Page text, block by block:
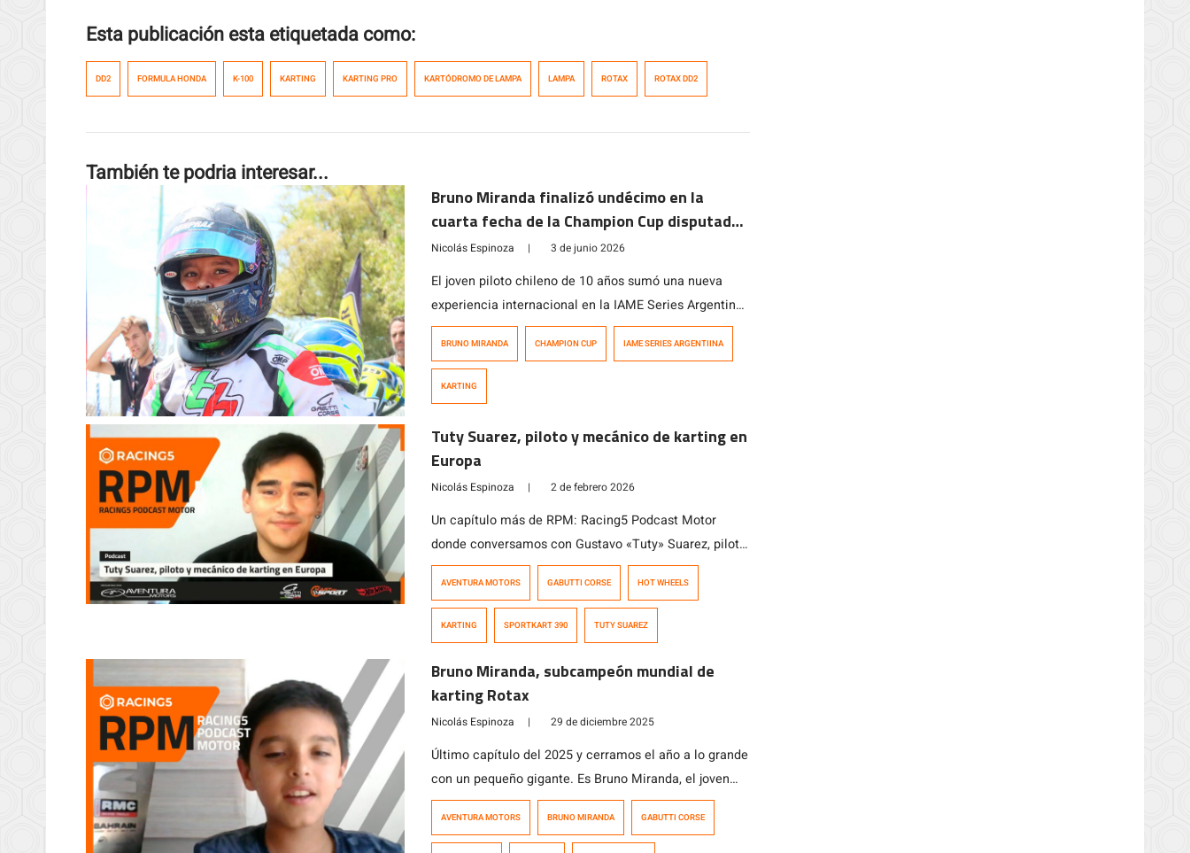
Esta publicación esta etiquetada como:
DD2 FORMULA HONDA K-100 KARTING KARTING PRO KARTÓDROMO DE LAMPA LAMPA ROTAX ROTAX DD2
También te podria interesar...
Bruno Miranda finalizó undécimo en la
cuarta fecha de la Champion Cup disputada
en Argentina
Nicolás Espinoza | 3 de junio 2026
El joven piloto chileno de 10 años sumó una nueva
experiencia internacional en la IAME Series Argentina
en el Kartódromo Internacional Ciudad de Zárate.
BRUNO MIRANDA CHAMPION CUP IAME SERIES ARGENTIINA
KARTING
Tuty Suarez, piloto y mecánico de karting en
Europa
Nicolás Espinoza | 2 de febrero 2026
Un capítulo más de RPM: Racing5 Podcast Motor
donde conversamos con Gustavo «Tuty» Suarez, piloto
chileno, múltiple campeón nacional de karting y quien
Muchas cosas han pasado en la vida de Tuty desde la
última vez que pasó por nuestro podcast […]
AVENTURA MOTORS GABUTTI CORSE HOT WHEELS
KARTING SPORTKART 390 TUTY SUAREZ
Bruno Miranda, subcampeón mundial de
karting Rotax
Nicolás Espinoza | 29 de diciembre 2025
Último capítulo del 2025 y cerramos el año a lo grande
con un pequeño gigante. Es Bruno Miranda, el joven
piloto chileno de 10 años que se acaba de coronar
AVENTURA MOTORS BRUNO MIRANDA GABUTTI CORSE